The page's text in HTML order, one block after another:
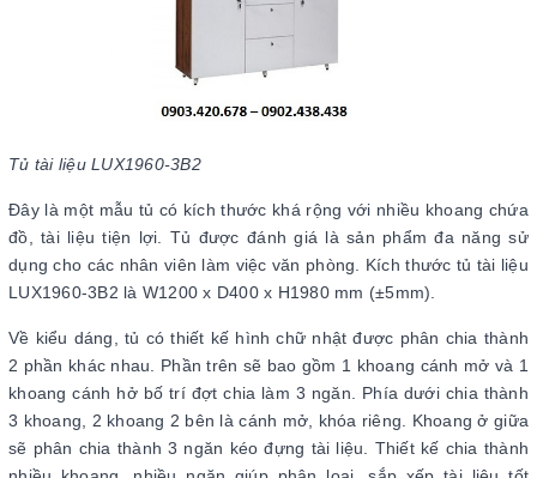
Tủ tài liệu LUX1960-3B2
Đây là một mẫu tủ có kích thước khá rộng với nhiều khoang chứa
đồ, tài liệu tiện lợi. Tủ được đánh giá là sản phẩm đa năng sử
dụng cho các nhân viên làm việc văn phòng. Kích thước tủ tài liệu
LUX1960-3B2 là W1200 x D400 x H1980 mm (±5mm).
Về kiểu dáng, tủ có thiết kế hình chữ nhật được phân chia thành
2 phần khác nhau. Phần trên sẽ bao gồm 1 khoang cánh mở và 1
khoang cánh hở bố trí đợt chia làm 3 ngăn. Phía dưới chia thành
3 khoang, 2 khoang 2 bên là cánh mở, khóa riêng. Khoang ở giữa
sẽ phân chia thành 3 ngăn kéo đựng tài liệu. Thiết kế chia thành